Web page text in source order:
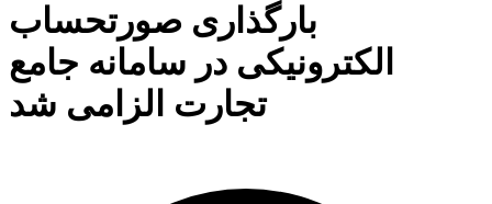
بارگذاری صورتحساب
الکترونیکی در سامانه جامع
تجارت الزامی شد